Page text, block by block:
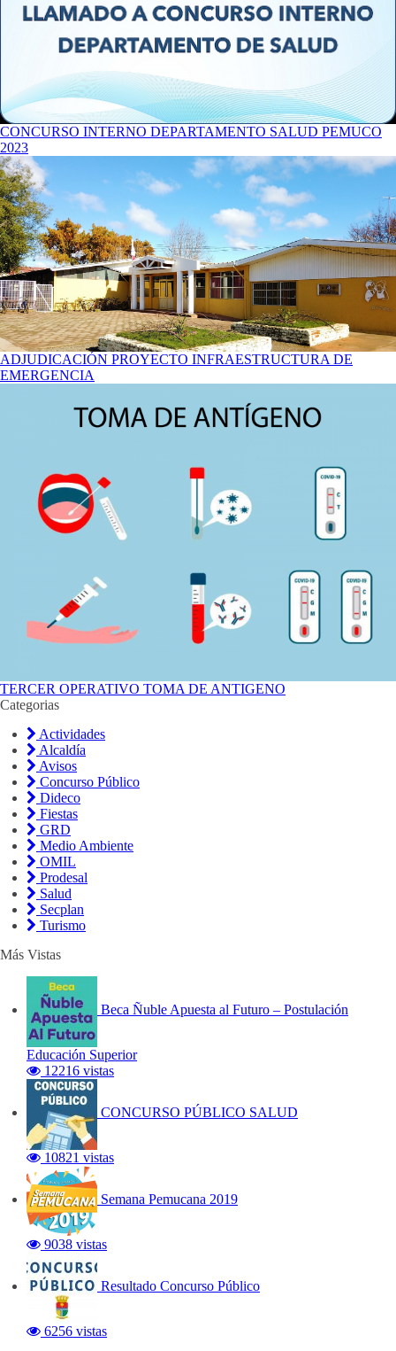
CONCURSO INTERNO DEPARTAMENTO SALUD PEMUCO
2023
ADJUDICACIÓN PROYECTO INFRAESTRUCTURA DE
EMERGENCIA
TERCER OPERATIVO TOMA DE ANTIGENO
Categorias
Actividades
Alcaldía
Avisos
Concurso Público
Dideco
Fiestas
GRD
Medio Ambiente
OMIL
Prodesal
Salud
Secplan
Turismo
Más Vistas
Beca Ñuble Apuesta al Futuro – Postulación
Educación Superior
12216 vistas
CONCURSO PÚBLICO SALUD
10821 vistas
Semana Pemucana 2019
9038 vistas
Resultado Concurso Público
6256 vistas